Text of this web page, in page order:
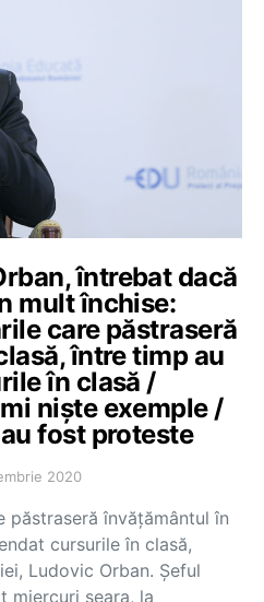
întrebat dacă
mult închise:
care păstraseră
între timp au
în clasă /
niște exemple /
fost proteste
2020
învățământul în
cursurile în clasă,
Ludovic Orban. Șeful
miercuri seara, la